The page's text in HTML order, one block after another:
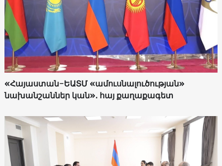
«Հայաստան-ԵԱՏՄ «ամուսնալուծության»
նախանշաններ կան»․ հայ քաղաքագետ